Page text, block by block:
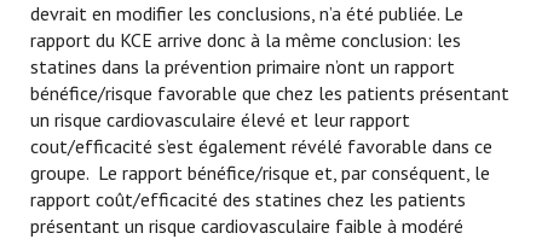
devrait en modifier les conclusions, n’a été publiée. Le
rapport du KCE arrive donc à la même conclusion: les
statines dans la prévention primaire n’ont un rapport
bénéfice/risque favorable que chez les patients présentant
un risque cardiovasculaire élevé et leur rapport
cout/efficacité s’est également révélé favorable dans ce
groupe. Le rapport bénéfice/risque et, par conséquent, le
rapport coût/efficacité des statines chez les patients
présentant un risque cardiovasculaire faible à modéré